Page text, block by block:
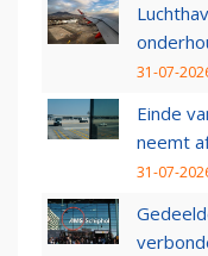
31-07-
Einde
neemt
31-07-